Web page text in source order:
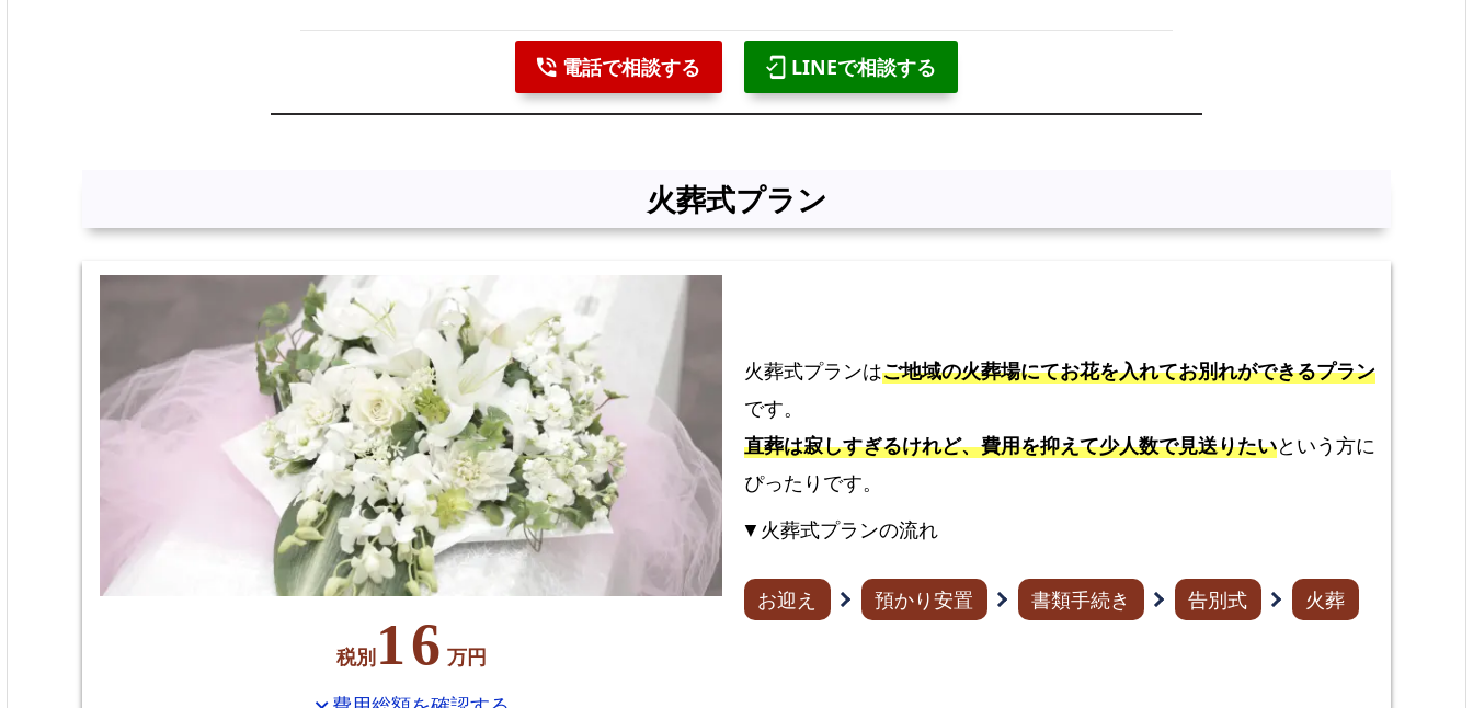
phone_in_talk 電話で相談する mobile_friendly LINEで相談する
火葬式プラン
税別16 万円
火葬式プランはご地域の火葬場にてお花を入れてお別れができるプラン
です。
直葬は寂しすぎるけれど、費用を抑えて少人数で見送りたいという方に
ぴったりです。
▼火葬式プランの流れ
お迎え 預かり安置 書類手続き 告別式 火葬